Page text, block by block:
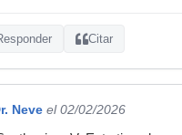
Citar
Neve el 02/02/2026